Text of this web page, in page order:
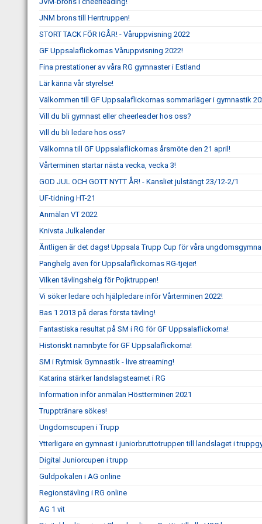
JNM brons till Herrtruppen!
STORT TACK FÖR IGÅR! - Våruppvisning 2022
GF Uppsalaflickornas Våruppvisning 2022!
Fina prestationer av våra RG gymnaster i Estland
Lär känna vår styrelse!
Välkommen till GF Uppsalaflickornas sommarläger i gymnastik
Vill du bli gymnast eller cheerleader hos oss?
Vill du bli ledare hos oss?
Välkomna till GF Uppsalaflickornas årsmöte den 21 april!
Vårterminen startar nästa vecka, vecka 3!
GOD JUL OCH GOTT NYTT ÅR! - Kansliet julstängt 23/12-2/1
UF-tidning HT-21
Anmälan VT 2022
Knivsta Julkalender
Äntligen är det dags! Uppsala Trupp Cup för våra
Panghelg även för Uppsalaflickornas RG-tjejer!
Vilken tävlingshelg för Pojktruppen!
Vi söker ledare och hjälpledare inför Vårterminen 2022!
Bas 1 2013 på deras första tävling!
Fantastiska resultat på SM i RG för GF Uppsalaflickorna!
Historiskt namnbyte för GF Uppsalaflickorna!
SM i Rytmisk Gymnastik - live streaming!
Katarina stärker landslagsteamet i RG
Information inför anmälan Höstterminen 2021
Trupptränare sökes!
Ungdomscupen i Trupp
Ytterligare en gymnast i juniorbruttotruppen till landslaget i
Digital Juniorcupen i trupp
Guldpokalen i AG online
Regionstävling i RG online
AG 1 vit